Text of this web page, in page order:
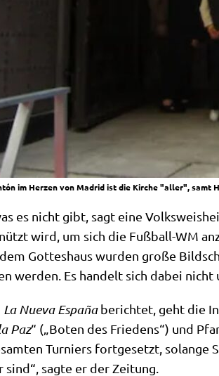
im Herzen von Madrid ist die Kirche "aller", samt
es nicht gibt, sagt eine
wird, um sich die Fuß­ball-WM
Got­tes­haus wur­den gro­ße
wer­den. Es han­delt sich dabei nicht
La Nue­va Espa­ñaberich­tet, geht die
Paz“ („Boten des Frie­dens“) und
Tur­niers fort­ge­setzt,
sag­te er der Zeitung.